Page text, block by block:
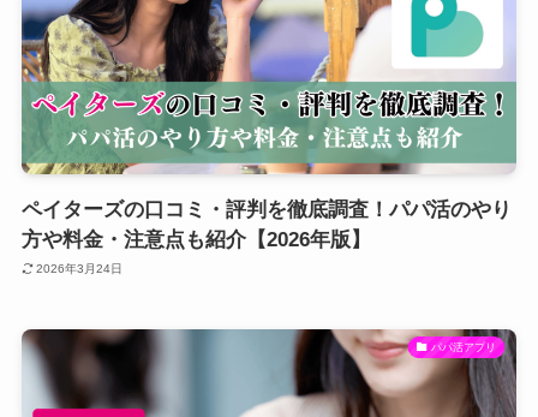
ペイターズの口コミ・評判を徹底調査！パパ活のやり
方や料金・注意点も紹介【2026年版】
2026年3月24日
パパ活アプリ